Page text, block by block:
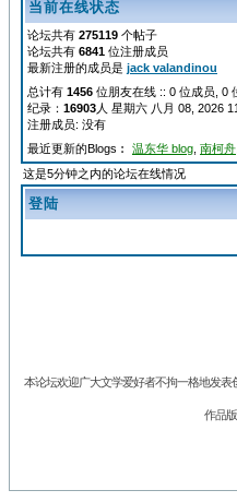
当前在线状态
论坛共有 275119 个帖子
论坛共有 6841 位注册成员
最新注册的成员是 jack valandinou
总计有 1456 位朋友在线 :: 0 位成员, 0
纪录： 16903 人 星期六 八月 08, 2026
注册成员: 没有
最近更新的Blogs︰ 温东华 blog 南柯舟
这是5分钟之内的论坛在线情况
登陆
本论坛欢迎广大文学爱好者不拘一格地发
作品